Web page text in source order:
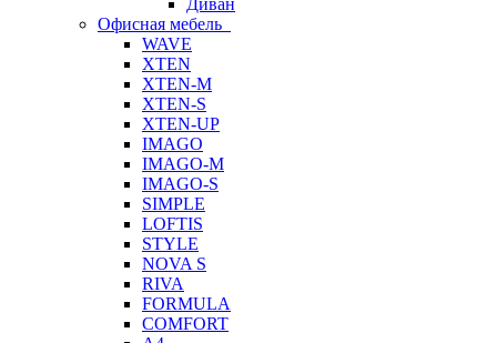
Диван
Офисная мебель
WAVE
XTEN
XTEN-M
XTEN-S
XTEN-UP
IMAGO
IMAGO-M
IMAGO-S
SIMPLE
LOFTIS
STYLE
NOVA S
RIVA
FORMULA
COMFORT